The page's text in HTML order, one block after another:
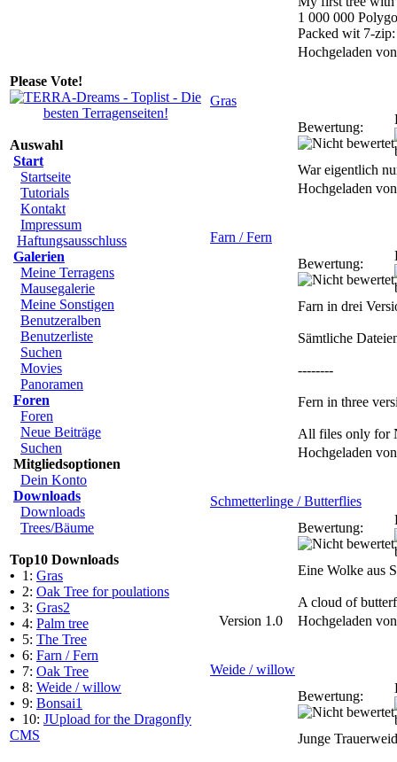
Please Vote!
Auswahl
Start
Startseite
Tutorials
Kontakt
Impressum
Haftungsausschluss
Galerien
Meine Terragens
Mausegalerie
Meine Sonstigen
Benutzeralben
Benutzerliste
Suchen
Movies
Panoramen
Foren
Foren
Neue Beiträge
Suchen
Mitgliedsoptionen
Dein Konto
Downloads
Downloads
Trees/Bäume
Top10 Downloads
• 1: Gras
• 2: Oak Tree for poulations
• 3: Gras2
• 4: Palm tree
• 5: The Tree
• 6: Farn / Fern
• 7: Oak Tree
• 8: Weide / willow
• 9: Bonsai1
• 10: JUpload for the Dragonfly
CMS
1 000 000
Packed wit 7-
Hochgeladen
Gras
Bewertung:
War eigentlich
Hochgeladen
Farn / Fern
Bewertung:
Farn in drei
Sämtliche
--------
Fern in three
All files only for
Hochgeladen
Schmetterlinge / Butterflies
Bewertung:
Eine Wolke aus
A cloud of
Version 1.0
Hochgeladen
Weide / willow
Bewertung:
Junge